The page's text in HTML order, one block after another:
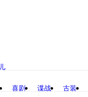
喜剧 谍战 古装